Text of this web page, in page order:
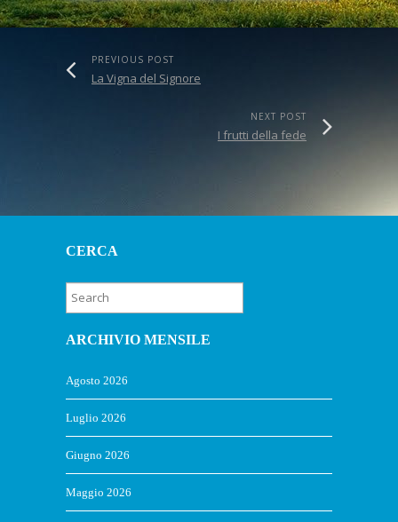
PREVIOUS POST
La Vigna del Signore
NEXT POST
I frutti della fede
CERCA
ARCHIVIO MENSILE
Agosto 2026
Luglio 2026
Giugno 2026
Maggio 2026